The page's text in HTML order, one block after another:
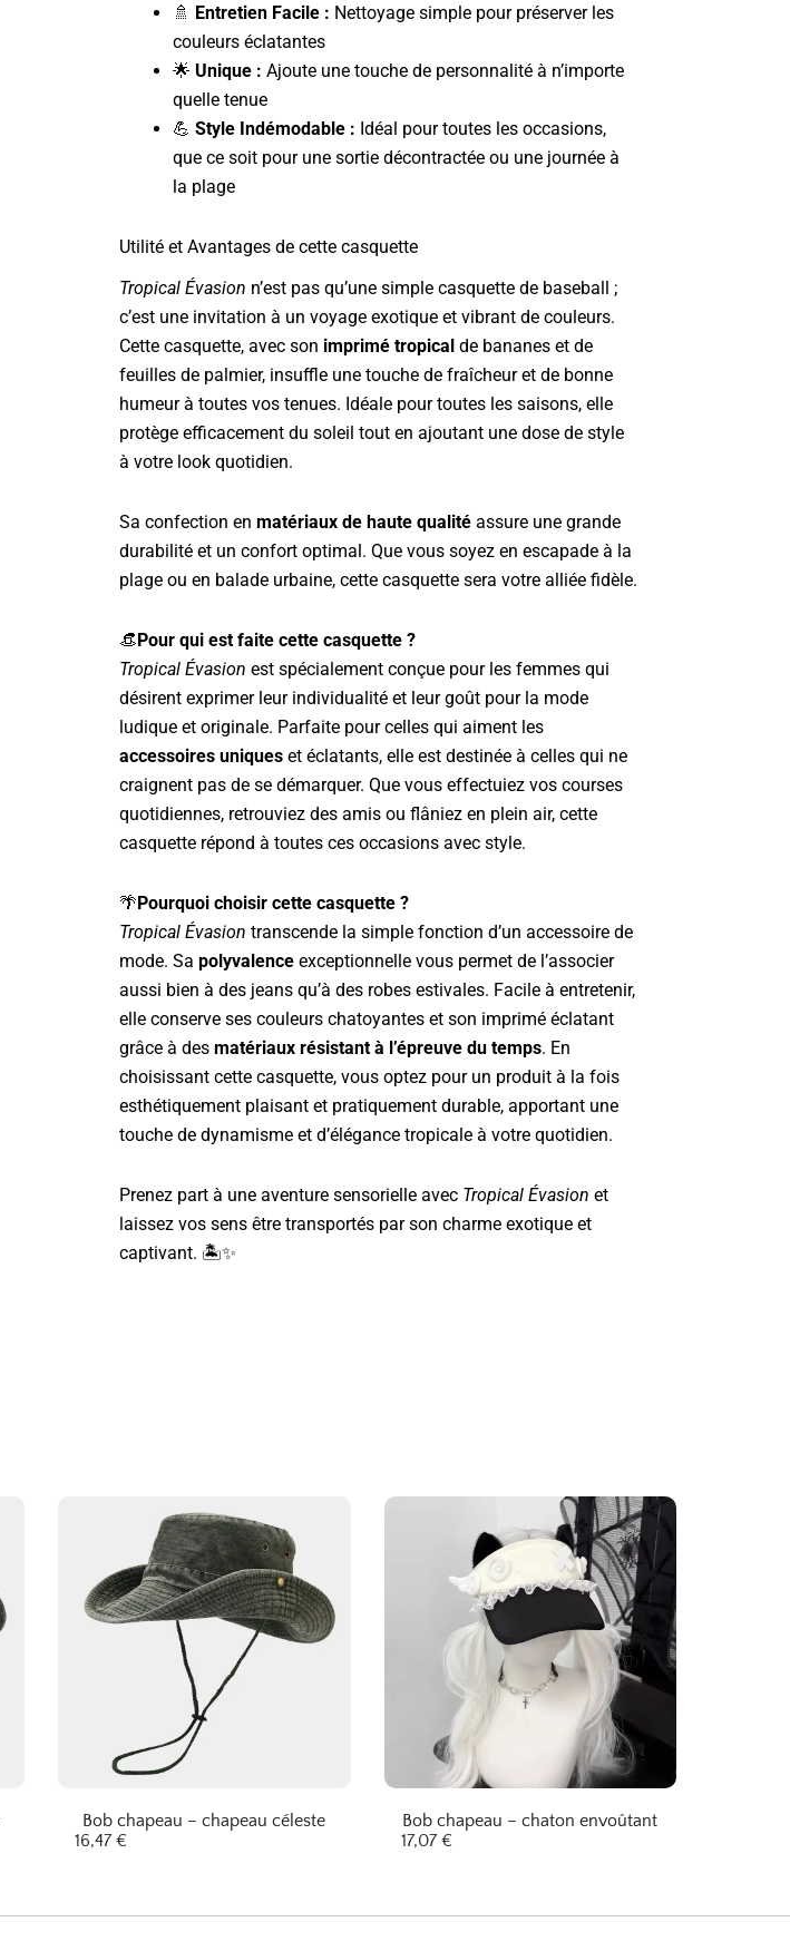
🚿 Entretien Facile : Nettoyage simple pour préserver les
couleurs éclatantes
🌟 Unique : Ajoute une touche de personnalité à n’importe
quelle tenue
💪 Style Indémodable : Idéal pour toutes les occasions,
que ce soit pour une sortie décontractée ou une journée à
la plage
Utilité et Avantages de cette casquette
Tropical Évasion n’est pas qu’une simple casquette de baseball ;
c’est une invitation à un voyage exotique et vibrant de couleurs.
Cette casquette, avec son imprimé tropical de bananes et de
feuilles de palmier, insuffle une touche de fraîcheur et de bonne
humeur à toutes vos tenues. Idéale pour toutes les saisons, elle
protège efficacement du soleil tout en ajoutant une dose de style
à votre look quotidien.
Sa confection en matériaux de haute qualité assure une grande
durabilité et un confort optimal. Que vous soyez en escapade à la
plage ou en balade urbaine, cette casquette sera votre alliée fidèle.
👒Pour qui est faite cette casquette ?
Tropical Évasion est spécialement conçue pour les femmes qui
désirent exprimer leur individualité et leur goût pour la mode
ludique et originale. Parfaite pour celles qui aiment les
accessoires uniques et éclatants, elle est destinée à celles qui ne
craignent pas de se démarquer. Que vous effectuiez vos courses
quotidiennes, retrouviez des amis ou flâniez en plein air, cette
casquette répond à toutes ces occasions avec style.
🌴Pourquoi choisir cette casquette ?
Tropical Évasion transcende la simple fonction d’un accessoire de
mode. Sa polyvalence exceptionnelle vous permet de l’associer
aussi bien à des jeans qu’à des robes estivales. Facile à entretenir,
elle conserve ses couleurs chatoyantes et son imprimé éclatant
grâce à des matériaux résistant à l’épreuve du temps. En
choisissant cette casquette, vous optez pour un produit à la fois
esthétiquement plaisant et pratiquement durable, apportant une
touche de dynamisme et d’élégance tropicale à votre quotidien.
Prenez part à une aventure sensorielle avec Tropical Évasion et
laissez vos sens être transportés par son charme exotique et
captivant. 🏝️✨
Bob chapeau – chapeau céleste
16,47€
Bob chapeau – chaton envoûtant
17,07€